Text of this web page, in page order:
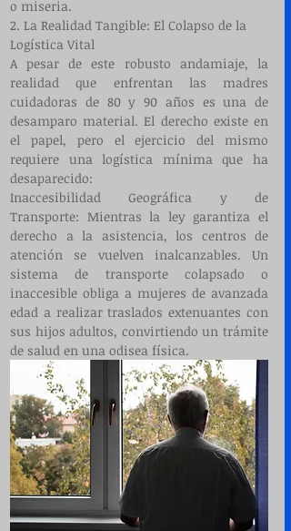
o miseria.
2. La Realidad Tangible: El Colapso de la
Logística Vital
A pesar de este robusto andamiaje, la
realidad que enfrentan las madres
cuidadoras de 80 y 90 años es una de
desamparo material. El derecho existe en
el papel, pero el ejercicio del mismo
requiere una logística mínima que ha
desaparecido:
Inaccesibilidad Geográfica y de
Transporte: Mientras la ley garantiza el
derecho a la asistencia, los centros de
atención se vuelven inalcanzables. Un
sistema de transporte colapsado o
inaccesible obliga a mujeres de avanzada
edad a realizar traslados extenuantes con
sus hijos adultos, convirtiendo un trámite
de salud en una odisea física.